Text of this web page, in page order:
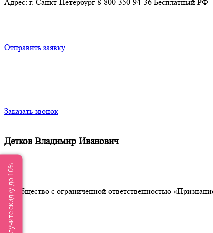
Отправить заявку
Заказать звонок
Детков Владимир Иванович
Общество с ограниченной ответственностью
Получите скидку до 10%